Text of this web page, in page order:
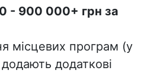
- 900 000+ грн за
місцевих програм (у
додаткові